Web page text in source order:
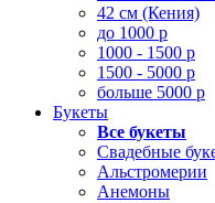
42 см (Кения)
до 1000 р
1000 - 1500 р
1500 - 5000 р
больше 5000 р
Букеты
Все букеты
Свадебные
Альстромерии
Анемоны